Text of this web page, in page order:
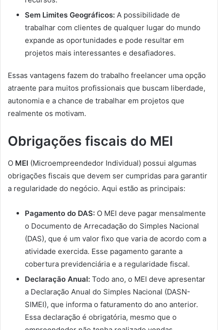
Sem Limites Geográficos: A possibilidade de
trabalhar com clientes de qualquer lugar do mundo
expande as oportunidades e pode resultar em
projetos mais interessantes e desafiadores.
Essas vantagens fazem do trabalho freelancer uma opção
atraente para muitos profissionais que buscam liberdade,
autonomia e a chance de trabalhar em projetos que
realmente os motivam.
Obrigações fiscais do MEI
O MEI (Microempreendedor Individual) possui algumas
obrigações fiscais que devem ser cumpridas para garantir
a regularidade do negócio. Aqui estão as principais:
Pagamento do DAS: O MEI deve pagar mensalmente
o Documento de Arrecadação do Simples Nacional
(DAS), que é um valor fixo que varia de acordo com a
atividade exercida. Esse pagamento garante a
cobertura previdenciária e a regularidade fiscal.
Declaração Anual: Todo ano, o MEI deve apresentar
a Declaração Anual do Simples Nacional (DASN-
SIMEI), que informa o faturamento do ano anterior.
Essa declaração é obrigatória, mesmo que o